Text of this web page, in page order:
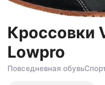
Кроссовки
Lowpro
Повседневная обувь